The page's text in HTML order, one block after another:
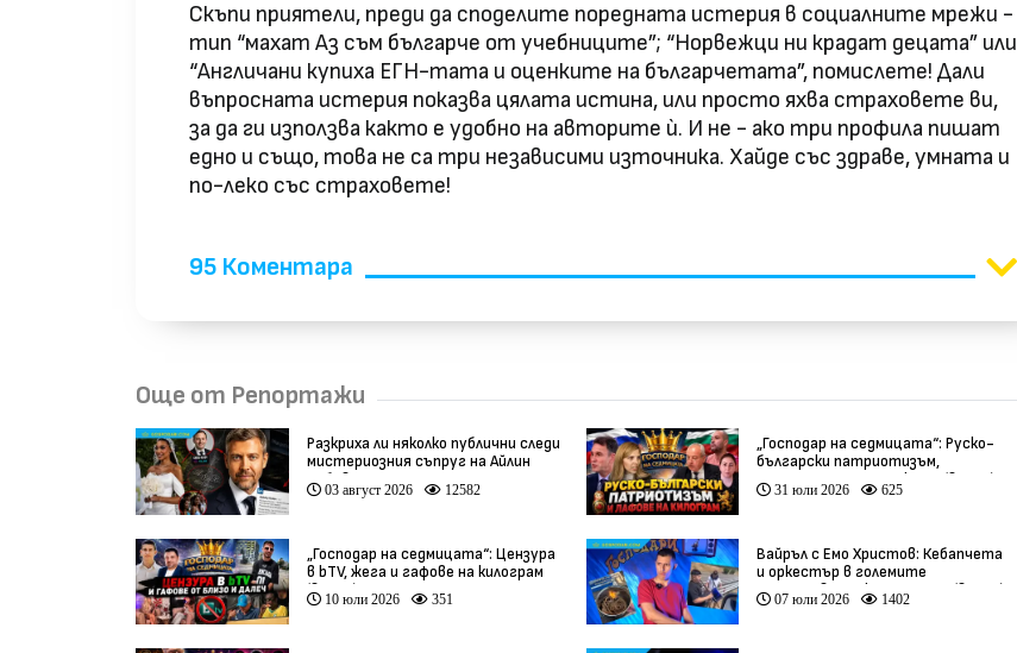
Скъпи приятели, преди да споделите поредната истерия в социалните мрежи -
тип “махат Аз съм българче от учебниците”; “Норвежци ни крадат децата” или
“Англичани купиха ЕГН-тата и оценките на българчетата”, помислете! Дали
въпросната истерия показва цялата истина, или просто яхва страховете ви,
за да ги използва както е удобно на авторите ѝ. И не - ако три профила пишат
едно и също, това не са три независими източника. Хайде със здраве, умната и
по-леко със страховете!
95 Коментара
Още от Репортажи
Разкриха ли няколко публични следи
мистериозния съпруг на Айлин
Бобева?
03 август 2026 12582
„Господар на седмицата“: Руско-
български патриотизъм,
инфлуенсъри и тарикати (видео)
31 юли 2026 625
„Господар на седмицата“: Цензура
в bTV, жега и гафове на килограм
(видео)
10 юли 2026 351
Вайръл с Емо Христов: Кебапчета
и оркестър в големите
задръствания към морето (видео)
07 юли 2026 1402